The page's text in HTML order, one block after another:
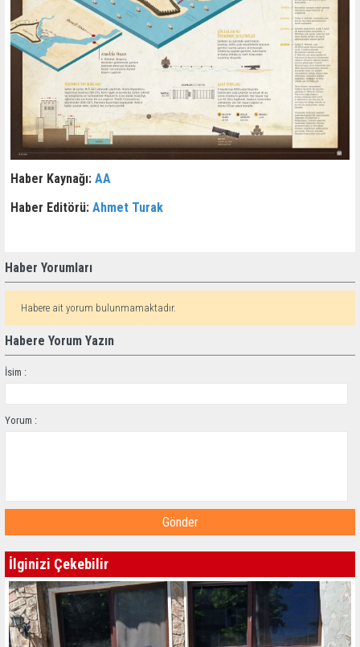
Haber Kaynağı: AA
Haber Editörü: Ahmet Turak
Haber Yorumları
Habere ait yorum bulunmamaktadır.
Habere Yorum Yazın
İsim :
Yorum :
Gönder
İlginizi Çekebilir